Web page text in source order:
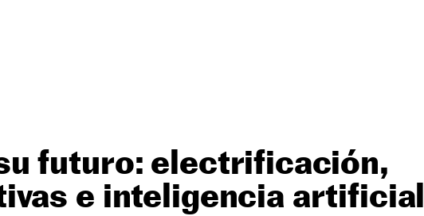
futuro: electrificación,
e inteligencia artificial